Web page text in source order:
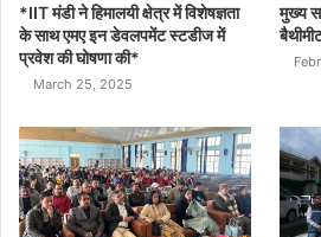
*IIT मंडी ने हिमालयी क्षेत्र में विशेषज्ञता
के साथ एमए इन डेवलपमेंट स्टडीज में
प्रवेश की घोषणा की*
March 25, 2025
मुख्य